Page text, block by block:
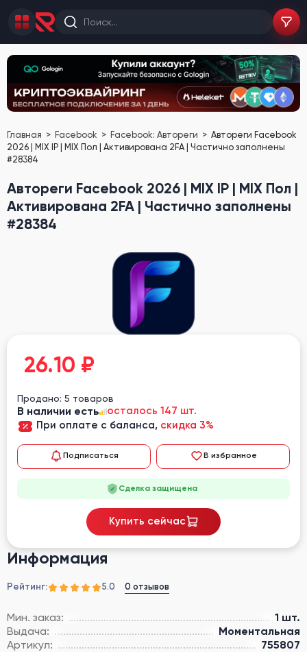
Главная Facebook Facebook: Автореги
Автореги Facebook
2026 | MIX IP | MIX Пол | Активирована 2FA | Частично заполнены
#28384
Автореги Facebook 2026 | MIX IP | MIX Пол |
Активирована 2FA | Частично заполнены
#28384
Информация
Рейтинг: 5.0 0 отзывов
Мин. заказ:
1 шт.
Выдача:
Моментальная
Артикул:
755807
26.10 ₽
Продано: 5 товаров
В наличии есть
осталось 147 шт.
При оплате с баланса, скидка 3%
Подписаться В избранное
Сделка защищена
Купить сейчас